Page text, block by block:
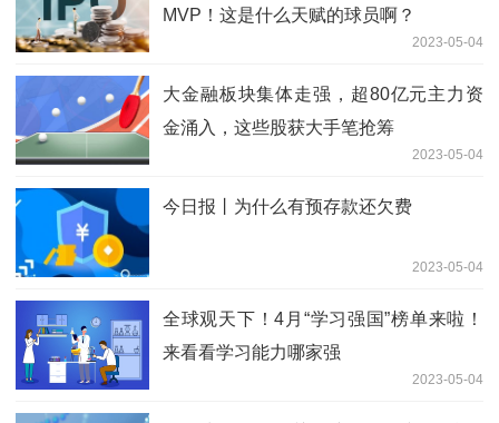
MVP！这是什么天赋的球员啊？
2023-05-04
大金融板块集体走强，超80亿元主力资
金涌入，这些股获大手笔抢筹
2023-05-04
今日报丨为什么有预存款还欠费
2023-05-04
全球观天下！4月“学习强国”榜单来啦！
来看看学习能力哪家强
2023-05-04